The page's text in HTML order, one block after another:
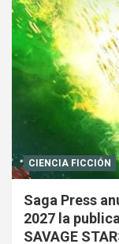
CIENCIA FICCIÓN
Saga Press
2027 la
SAVAGE